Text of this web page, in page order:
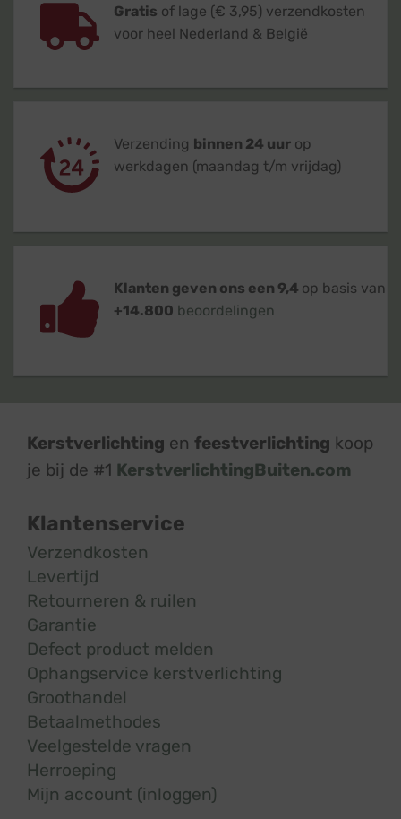
Gratis of lage (€ 3,95) verzendkosten
voor heel Nederland & België
Verzending binnen 24 uur op
werkdagen (maandag t/m vrijdag)
Klanten geven ons een 9,4 op basis van
+14.800 beoordelingen
Kerstverlichting en feestverlichting koop
je bij de #1 KerstverlichtingBuiten.com
Klantenservice
Verzendkosten
Levertijd
Retourneren & ruilen
Garantie
Defect product melden
Ophangservice kerstverlichting
Groothandel
Betaalmethodes
Veelgestelde vragen
Herroeping
Mijn account (inloggen)